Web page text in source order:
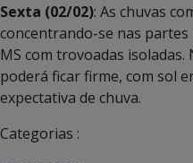
Sexta (02/02): As chuvas
concentrando-se nas
MS com trovoadas
poderá ficar firme, com sol
expectativa de chuva.
Categorias :